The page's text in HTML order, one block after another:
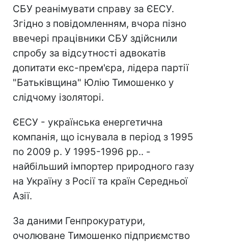
СБУ реанімувати справу за ЄЕСУ.
Згідно з повідомленням, вчора пізно
ввечері працівники СБУ здійснили
спробу за відсутності адвокатів
допитати екс-прем'єра, лідера партії
"Батьківщина" Юлію Тимошенко у
слідчому ізоляторі.
ЄЕСУ - українська енергетична
компанія, що існувала в період з 1995
по 2009 р. У 1995-1996 рр.. -
найбільший імпортер природного газу
на Україну з Росії та країн Середньої
Азії.
За даними Генпрокуратури,
очолюване Тимошенко підприємство